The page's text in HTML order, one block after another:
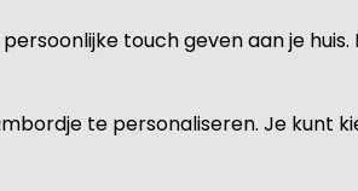
touch geven aan je
te personaliseren. Je kunt